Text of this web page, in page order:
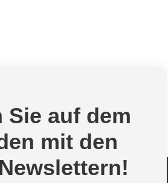
Sie auf dem
mit den